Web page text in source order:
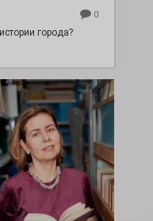
0
города?